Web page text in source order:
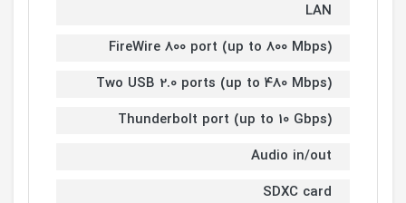
LAN
FireWire 800 port (up to 800 Mbps)
Two USB 2.0 ports (up to 480 Mbps)
Thunderbolt port (up to 10 Gbps)
Audio in/out
SDXC card